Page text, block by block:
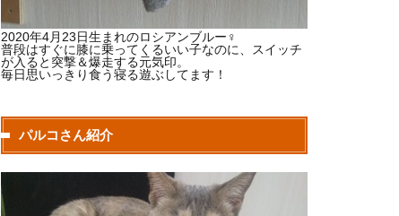
2020年4月23日生まれのロシアンブルー♀
普段はすぐに膝に乗ってくるいい子なのに、スイッチ
が入ると突撃＆爆走する元気印。
毎日思いっきり食う寝る遊ぶしてます！
パルコさん紹介